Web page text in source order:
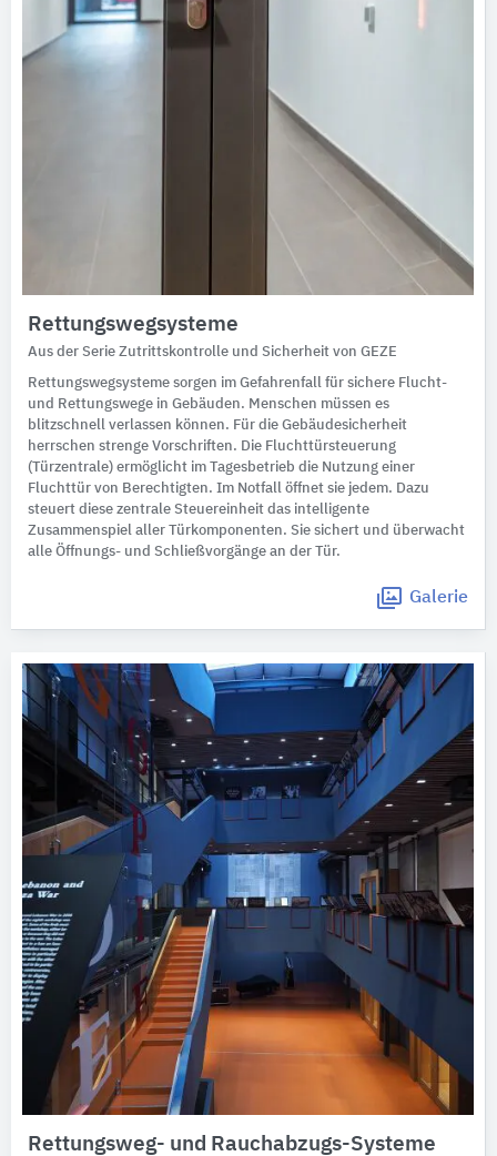
Rettungswegsysteme
Aus der Serie Zutrittskontrolle und Sicherheit von GEZE
Rettungswegsysteme sorgen im Gefahrenfall für sichere Flucht-
und Rettungswege in Gebäuden. Menschen müssen es
blitzschnell verlassen können. Für die Gebäudesicherheit
herrschen strenge Vorschriften. Die Fluchttürsteuerung
(Türzentrale) ermöglicht im Tagesbetrieb die Nutzung einer
Fluchttür von Berechtigten. Im Notfall öffnet sie jedem. Dazu
steuert diese zentrale Steuereinheit das intelligente
Zusammenspiel aller Türkomponenten. Sie sichert und überwacht
alle Öffnungs- und Schließvorgänge an der Tür.
Galerie
Rettungsweg- und Rauchabzugs-Systeme